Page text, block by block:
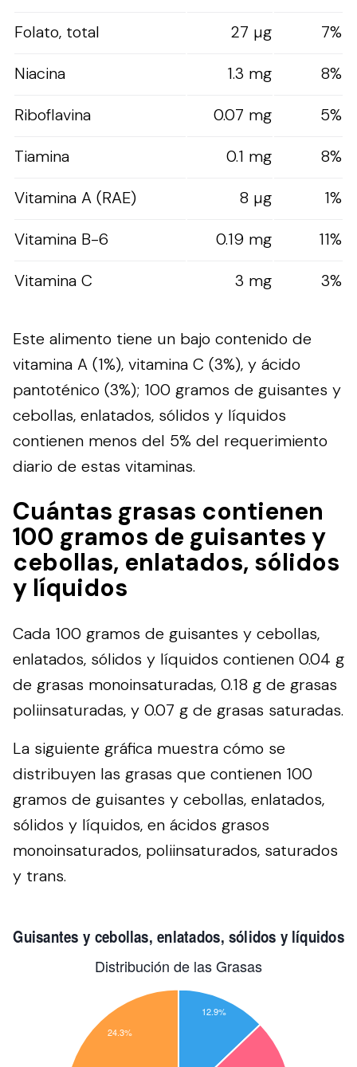
Folato, total
27 µg
7%
Niacina
1.3 mg
8%
Riboflavina
0.07 mg
5%
Tiamina
0.1 mg
8%
Vitamina A (RAE)
8 µg
1%
Vitamina B-6
0.19 mg
11%
Vitamina C
3 mg 3%
Este alimento tiene un bajo contenido de
vitamina A (1%), vitamina C (3%), y ácido
pantoténico (3%); 100 gramos de guisantes y
cebollas, enlatados, sólidos y líquidos
contienen menos del 5% del requerimiento
diario de estas vitaminas.
Cuántas grasas contienen
100 gramos de guisantes y
cebollas, enlatados, sólidos
y líquidos
Cada 100 gramos de guisantes y cebollas,
enlatados, sólidos y líquidos contienen 0.04 g
de grasas monoinsaturadas, 0.18 g de grasas
poliinsaturadas, y 0.07 g de grasas saturadas.
La siguiente gráfica muestra cómo se
distribuyen las grasas que contienen 100
gramos de guisantes y cebollas, enlatados,
sólidos y líquidos, en ácidos grasos
monoinsaturados, poliinsaturados, saturados
y trans.